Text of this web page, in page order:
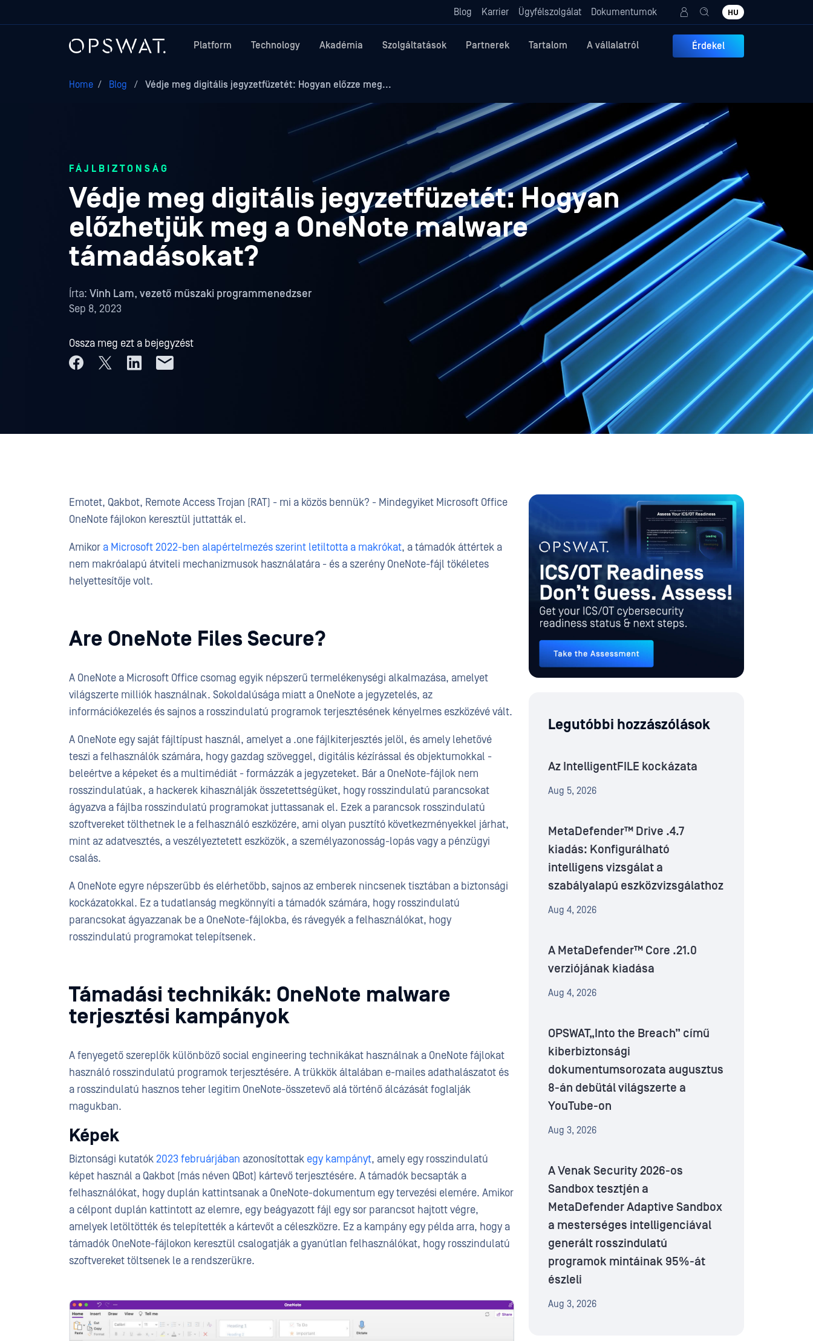
Blog Karrier Ügyfélszolgálat Dokumentumok HU
Platform Technology Akadémia Szolgáltatások Partnerek Tartalom A vállalatról Érdekel
Home / Blog / Védje meg digitális jegyzetfüzetét: Hogyan előzze meg...
FÁJLBIZTONSÁG
Védje meg digitális jegyzetfüzetét: Hogyan
előzhetjük meg a OneNote malware
támadásokat?
Írta: Vinh Lam, vezető műszaki programmenedzser
Sep 8, 2023
Ossza meg ezt a bejegyzést
Emotet, Qakbot, Remote Access Trojan (RAT) - mi a közös bennük? - Mindegyiket Microsoft Office
OneNote fájlokon keresztül juttatták el.
Amikor a Microsoft 2022-ben alapértelmezés szerint letiltotta a makrókat, a támadók áttértek a
nem makróalapú átviteli mechanizmusok használatára - és a szerény OneNote-fájl tökéletes
helyettesítője volt.
Are OneNote Files Secure?
A OneNote a Microsoft Office csomag egyik népszerű termelékenységi alkalmazása, amelyet
világszerte milliók használnak. Sokoldalúsága miatt a OneNote a jegyzetelés, az
információkezelés és sajnos a rosszindulatú programok terjesztésének kényelmes eszközévé vált.
A OneNote egy saját fájltípust használ, amelyet a .one fájlkiterjesztés jelöl, és amely lehetővé
teszi a felhasználók számára, hogy gazdag szöveggel, digitális kézírással és objektumokkal -
beleértve a képeket és a multimédiát - formázzák a jegyzeteket. Bár a OneNote-fájlok nem
rosszindulatúak, a hackerek kihasználják összetettségüket, hogy rosszindulatú parancsokat
ágyazva a fájlba rosszindulatú programokat juttassanak el. Ezek a parancsok rosszindulatú
szoftvereket tölthetnek le a felhasználó eszközére, ami olyan pusztító következményekkel járhat,
mint az adatvesztés, a veszélyeztetett eszközök, a személyazonosság-lopás vagy a pénzügyi
csalás.
A OneNote egyre népszerűbb és elérhetőbb, sajnos az emberek nincsenek tisztában a biztonsági
kockázatokkal. Ez a tudatlanság megkönnyíti a támadók számára, hogy rosszindulatú
parancsokat ágyazzanak be a OneNote-fájlokba, és rávegyék a felhasználókat, hogy
rosszindulatú programokat telepítsenek.
Támadási technikák: OneNote malware
terjesztési kampányok
A fenyegető szereplők különböző social engineering technikákat használnak a OneNote fájlokat
használó rosszindulatú programok terjesztésére. A trükkök általában e-mailes adathalászatot és
a rosszindulatú hasznos teher legitim OneNote-összetevő alá történő álcázását foglalják
magukban.
Képek
Biztonsági kutatók2023 februárjában azonosítottak egy kampányt, amely egy rosszindulatú
képet használ a Qakbot (más néven QBot) kártevő terjesztésére. A támadók becsapták a
felhasználókat, hogy duplán kattintsanak a OneNote-dokumentum egy tervezési elemére. Amikor
a célpont duplán kattintott az elemre, egy beágyazott fájl egy sor parancsot hajtott végre,
amelyek letöltötték és telepítették a kártevőt a céleszközre. Ez a kampány egy példa arra, hogy a
támadók OneNote-fájlokon keresztül csalogatják a gyanútlan felhasználókat, hogy rosszindulatú
szoftvereket töltsenek le a rendszerükre.
Legutóbbi hozzászólások
Az IntelligentFILE kockázata
Aug 5, 2026
MetaDefender™ Drive .4.7
kiadás: Konfigurálható
intelligens vizsgálat a
szabályalapú eszközvizsgálathoz
Aug 4, 2026
A MetaDefender™ Core .21.0
verziójának kiadása
Aug 4, 2026
OPSWAT„Into the Breach” című
kiberbiztonsági
dokumentumsorozata augusztus
8-án debütál világszerte a
YouTube-on
Aug 3, 2026
A Venak Security 2026-os
Sandbox tesztjén a
MetaDefender Adaptive Sandbox
a mesterséges intelligenciával
generált rosszindulatú
programok mintáinak 95%-át
észleli
Aug 3, 2026